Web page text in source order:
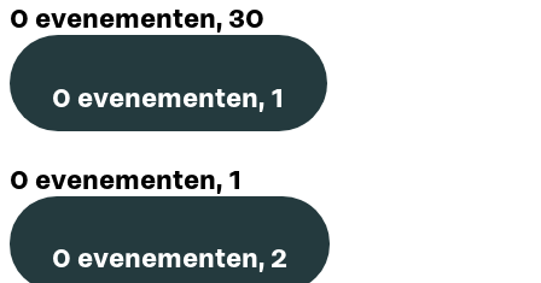
0 evenementen, 30
0 evenementen, 1
0 evenementen, 1
0 evenementen, 2